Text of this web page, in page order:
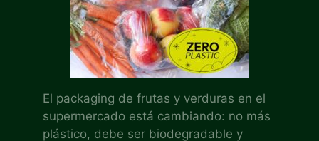
El packaging de frutas y verduras en el
supermercado está cambiando: no más
plástico, debe ser biodegradable y